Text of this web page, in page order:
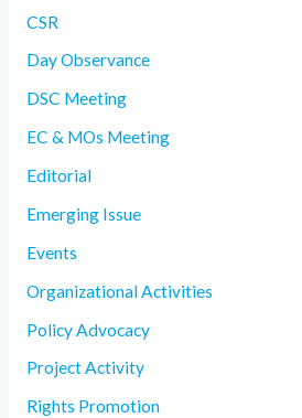
CSR
Day Observance
DSC Meeting
EC & MOs Meeting
Editorial
Emerging Issue
Events
Organizational Activities
Policy Advocacy
Project Activity
Rights Promotion